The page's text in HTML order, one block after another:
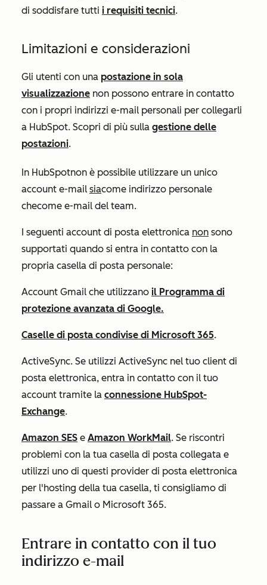
di soddisfare tutti i requisiti tecnici.
Limitazioni e considerazioni
Gli utenti con una postazione in sola
visualizzazione non possono entrare in contatto
con i propri indirizzi e-mail personali per collegarli
a HubSpot. Scopri di più sulla gestione delle
postazioni.
In HubSpotnon è possibile utilizzare un unico
account e-mail siacome indirizzo personale
checome e-mail del team.
I seguenti account di posta elettronica non sono
supportati quando si entra in contatto con la
propria casella di posta personale:
Account Gmail che utilizzano il Programma di
protezione avanzata di Google.
Caselle di posta condivise di Microsoft 365.
ActiveSync. Se utilizzi ActiveSync nel tuo client di
posta elettronica, entra in contatto con il tuo
account tramite la connessione HubSpot-
Exchange.
Amazon SES e Amazon WorkMail. Se riscontri
problemi con la tua casella di posta collegata e
utilizzi uno di questi provider di posta elettronica
per l'hosting della tua casella, ti consigliamo di
passare a Gmail o Microsoft 365.
Entrare in contatto con il tuo
indirizzo e-mail